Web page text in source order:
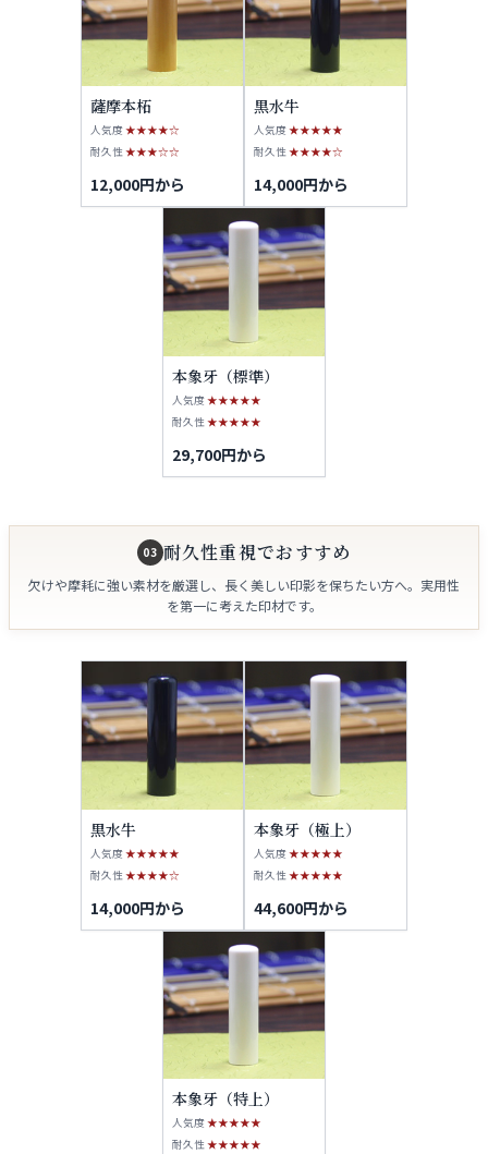
薩摩本柘
人気度★★★★☆
耐久性★★★☆☆
12,000円から
黒水牛
人気度★★★★★
耐久性★★★★☆
14,000円から
本象牙（標準）
人気度★★★★★
耐久性★★★★★
29,700円から
03 耐久性重視でおすすめ
欠けや摩耗に強い素材を厳選し、長く美しい印影を保ちたい方へ。実用性
を第一に考えた印材です。
黒水牛
人気度★★★★★
耐久性 ★★★★☆
14,000円から
本象牙（極上）
人気度★★★★★
耐久性 ★★★★★
44,600円から
本象牙（特上）
人気度★★★★★
耐久性★★★★★